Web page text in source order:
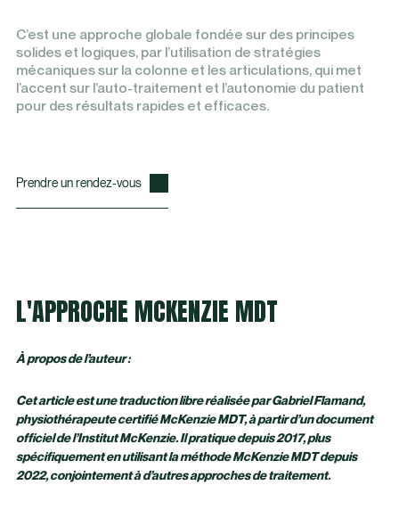
C’est une approche globale fondée sur des principes
solides et logiques, par l’utilisation de stratégies
mécaniques sur la colonne et les articulations, qui met
l’accent sur l’auto-traitement et l’autonomie du patient
pour des résultats rapides et efficaces.
Prendre un rendez-vous
L'APPROCHE MCKENZIE MDT
À propos de l’auteur :
Cet article est une traduction libre réalisée par Gabriel Flamand,
physiothérapeute certifié McKenzie MDT, à partir d’un document
officiel de l’Institut McKenzie. Il pratique depuis 2017, plus
spécifiquement en utilisant la méthode McKenzie MDT depuis
2022, conjointement à d’autres approches de traitement.